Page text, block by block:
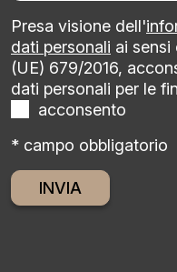
Presa visione dell'
dati personali ai sensi
(UE) 679/2016,
dati personali per le
acconsento
* campo obbligatorio